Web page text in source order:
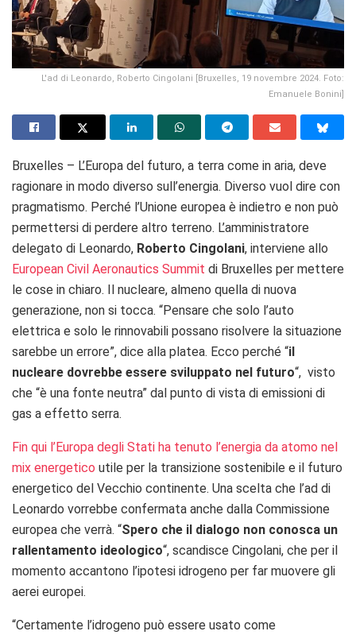
L'ad di Leonardo, Roberto Cingolani [Bruxelles, 19 novembre 2024. Foto:
Emanuele Bonini]
Bruxelles – L’Europa del futuro, a terra come in aria, deve
ragionare in modo diverso sull’energia. Diverso vuol dire con
pragmatismo. Perché l’Unione europea è indietro e non può
permettersi di perdere altro terreno. L’amministratore
delegato di Leonardo, Roberto Cingolani, interviene allo
European Civil Aeronautics Summit di Bruxelles per mettere
le cose in chiaro. Il nucleare, almeno quella di nuova
generazione, non si tocca. “Pensare che solo l’auto
elettrica e solo le rinnovabili possano risolvere la situazione
sarebbe un errore”, dice alla platea. Ecco perché “il
nucleare dovrebbe essere sviluppato nel futuro“, visto
che “è una fonte neutra” dal punto di vista di emissioni di
gas a effetto serra.
Fin qui l’Europa degli Stati ha tenuto l’energia da atomo nel
mix energetico utile per la transizione sostenibile e il futuro
energetico del Vecchio continente. Una scelta che l’ad di
Leonardo vorrebbe confermata anche dalla Commissione
europea che verrà. “Spero che il dialogo non conosca un
rallentamento ideologico“, scandisce Cingolani, che per il
momento accantono l’ipotesi idrogeno per far muovere gli
aerei europei.
“Certamente l’idrogeno può essere usato come